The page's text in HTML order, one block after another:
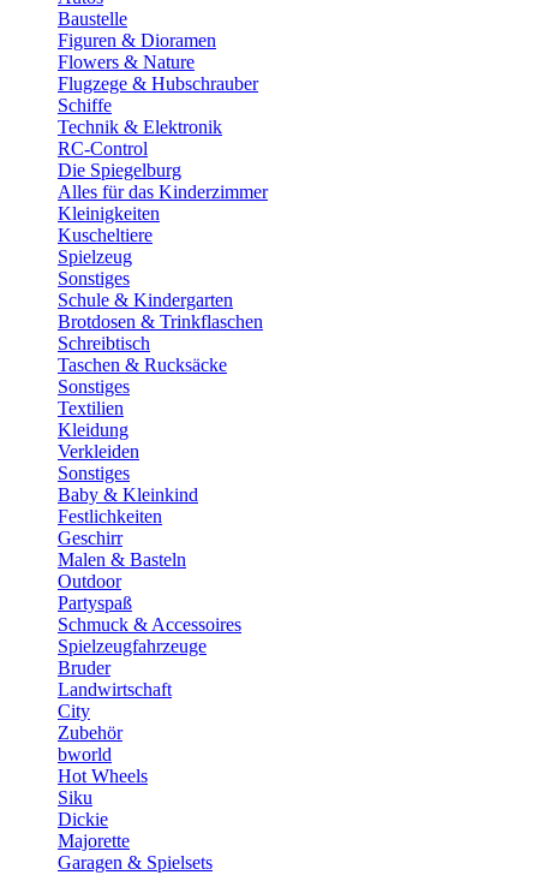
Baustelle
Figuren & Dioramen
Flowers & Nature
Flugzege & Hubschrauber
Schiffe
Technik & Elektronik
RC-Control
Die Spiegelburg
Alles für das Kinderzimmer
Kleinigkeiten
Kuscheltiere
Spielzeug
Sonstiges
Schule & Kindergarten
Brotdosen & Trinkflaschen
Schreibtisch
Taschen & Rucksäcke
Sonstiges
Textilien
Kleidung
Verkleiden
Sonstiges
Baby & Kleinkind
Festlichkeiten
Geschirr
Malen & Basteln
Outdoor
Partyspaß
Schmuck & Accessoires
Spielzeugfahrzeuge
Bruder
Landwirtschaft
City
Zubehör
bworld
Hot Wheels
Siku
Dickie
Majorette
Garagen & Spielsets